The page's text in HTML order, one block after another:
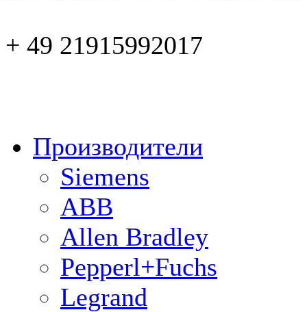
+ 49 21915992017
Производители
Siemens
ABB
Allen Bradley
Pepperl+Fuchs
Legrand